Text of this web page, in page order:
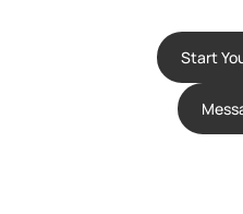
Start